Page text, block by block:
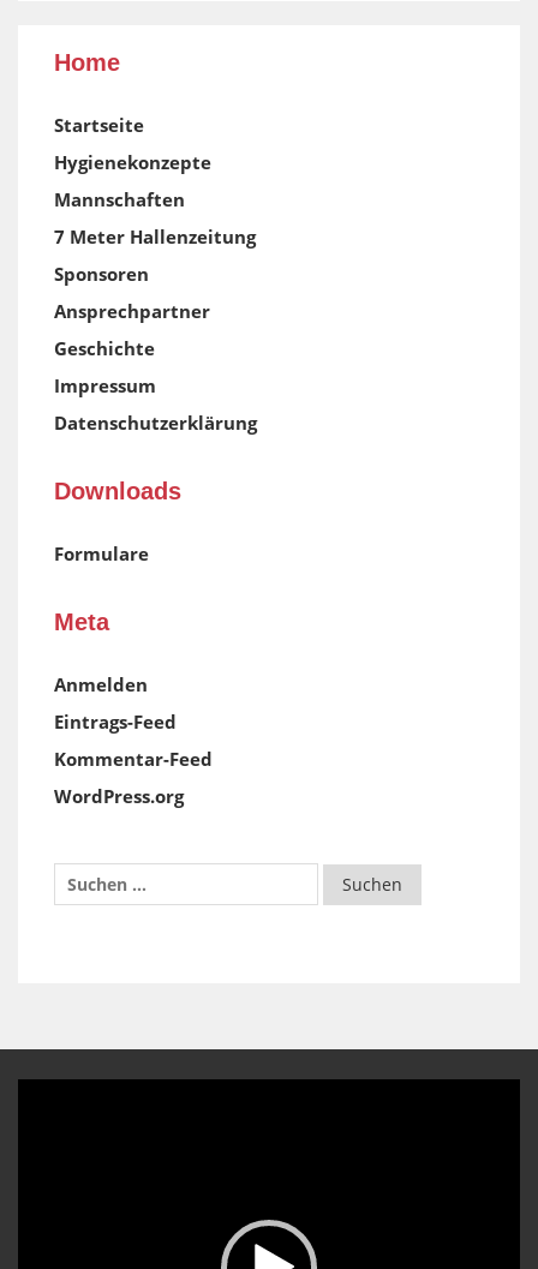
Home
Startseite
Hygienekonzepte
Mannschaften
7 Meter Hallenzeitung
Sponsoren
Ansprechpartner
Geschichte
Impressum
Datenschutzerklärung
Downloads
Formulare
Meta
Anmelden
Eintrags-Feed
Kommentar-Feed
WordPress.org